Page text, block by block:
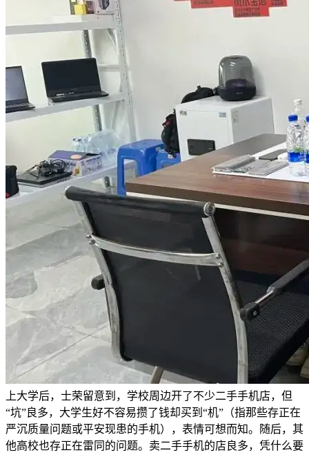
上大学后，士荣留意到，学校周边开了不少二手手机店，但
“坑”良多，大学生好不容易攒了钱却买到“机”（指那些存正在
严沉质量问题或平安现患的手机），表情可想而知。随后，其
他高校也存正在雷同的问题。卖二手手机的店良多，凭什么要